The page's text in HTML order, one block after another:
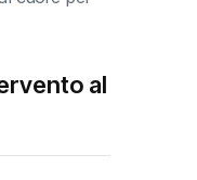
al